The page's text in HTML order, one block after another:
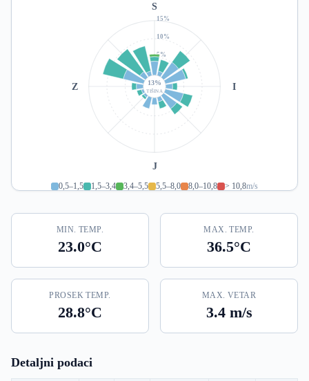
5%
10%
15%
S
I
J
Z 13%
TIŠINA
0,5–1,5 1,5–3,4 3,4–5,5 5,5–8,0 8,0–10,8 > 10,8m/s
MIN. TEMP.
23.0°C
MAX. TEMP.
36.5°C
PROSEK TEMP.
28.8°C
MAX. VETAR
3.4 m/s
Detaljni podaci